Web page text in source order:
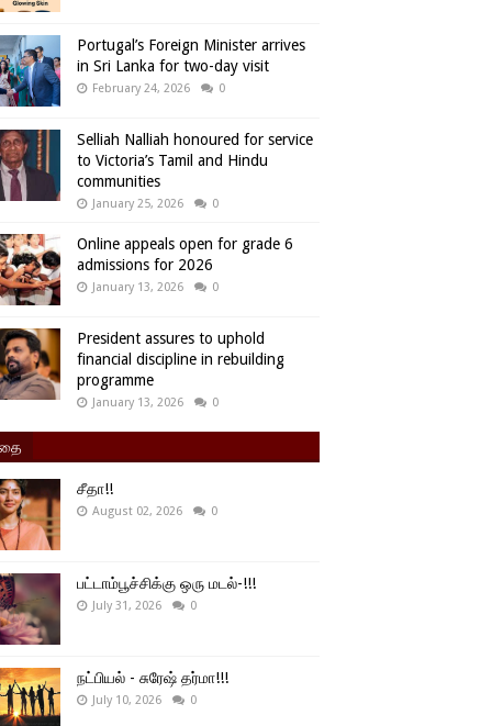
Portugal’s Foreign Minister arrives
in Sri Lanka for two-day visit
February 24, 2026 0
Selliah Nalliah honoured for service
to Victoria’s Tamil and Hindu
communities
January 25, 2026 0
Online appeals open for grade 6
admissions for 2026
January 13, 2026 0
President assures to uphold
financial discipline in rebuilding
programme
January 13, 2026 0
சீதா!!
August 02, 2026 0
பட்டாம்பூச்சிக்கு ஒரு மடல்-!!!
July 31, 2026 0
நட்பியல் - சுரேஷ் தர்மா!!!
July 10, 2026 0